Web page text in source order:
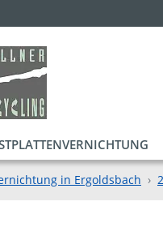
in Ergoldsbach